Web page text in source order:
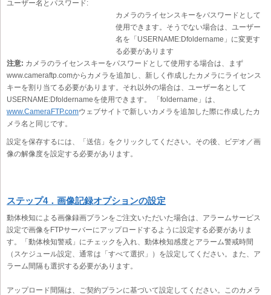
ユーザー名とパスワード:
カメラのライセンスキーをパスワードとして
使用できます。そうでない場合は、ユーザー
名を「USERNAME:Dfoldername」に変更す
る必要があります
注意: カメラのライセンスキーをパスワードとして使用する場合は、まず
www.cameraftp.comからカメラを追加し、新しく作成したカメラにライセンス
キーを割り当てる必要があります。それ以外の場合は、ユーザー名として
USERNAME:Dfoldernameを使用できます。 「foldername」は、
www.CameraFTP.comウェブサイトで新しいカメラを追加した際に作成したカ
メラ名と同じです。
設定を保存するには、「送信」をクリックしてください。その後、ビデオ／画
像の解像度を設定する必要があります。
ステップ4．画像記録オプションの設定
動体検知による画像録画プランをご注文いただいた場合は、アラームサービス
設定で画像をFTPサーバーにアップロードするように設定する必要がありま
す。「動体検知警戒」にチェックを入れ、動体検知感度とアラーム警戒時間
（スケジュール設定、通常は「すべて選択」）を設定してください。また、ア
ラーム間隔も選択する必要があります。
アップロード間隔は、ご契約プランに基づいて設定してください。このカメラ